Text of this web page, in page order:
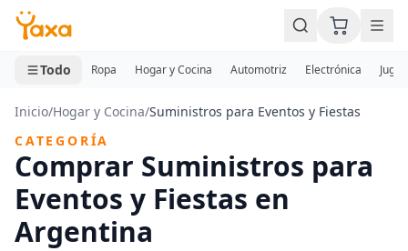
MINI CARRITO
0 productos
Todo Ropa Hogar y Cocina Automotriz Electrónica
Inicio/Hogar y Cocina/Suministros para Eventos y Fiestas
CATEGORÍA
Comprar Suministros para
Eventos y Fiestas en
Argentina